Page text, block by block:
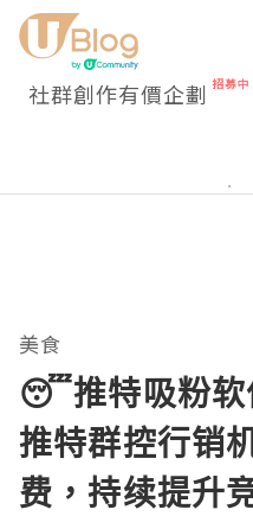
社群創作有價企劃
美食
😴推特吸粉软
推特群控行销
费，持续提升